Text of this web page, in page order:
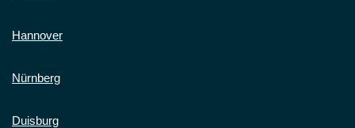
Hannover
Nürnberg
Duisburg